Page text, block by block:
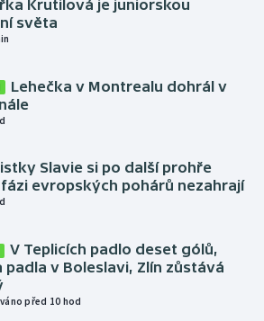
Krutilová je juniorskou
světa
Lehečka v Montrealu dohrál v
Slavie si po další prohře
fázi evropských pohárů nezahrají
V Teplicích padlo deset gólů,
padla v Boleslavi, Zlín zůstává
před 10 hod